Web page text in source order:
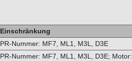
Einschränkung
PR-Nummer: MF7, ML1, M3L, D3E
PR-Nummer: MF7, ML1, M3L, D3E; Motor: